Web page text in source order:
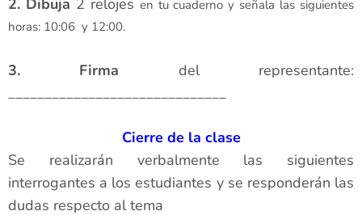
2. Dibuja 2 relojes en tu cuaderno y señala las siguientes
horas: 10:06 y 12:00.
3. Firma
del representante:
______________________________
Cierre de la clase
Se realizarán verbalmente las siguientes
interrogantes a los estudiantes y se responderán las
dudas respecto al tema